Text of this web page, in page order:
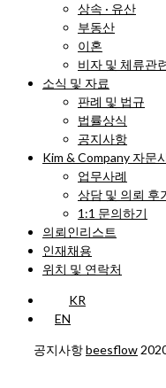
상속 · 유산
부동산
이혼
비자 및 체류관
소식 및 자료
판례 및 법규
법률상식
공지사항
Kim & Company 자문
업무사례
상담 및 의뢰 후
1:1 문의하기
의뢰인리스트
인재채용
위치 및 연락처
KR
EN
공지사항beesflow